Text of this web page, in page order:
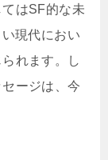
はSF的な未
現代におい
れます。し
ージは、今